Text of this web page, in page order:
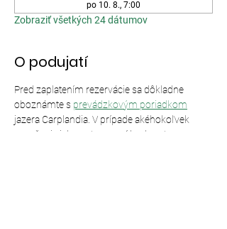
po 10. 8., 7:00
Zobraziť všetkých 24 dátumov
O podujatí
Pred zaplatením rezervácie sa dôkladne
oboznámte s prevádzkovým poriadkom
jazera Carplandia. V prípade akéhokoľvek
porušenia jeho ustanovení bude vstup